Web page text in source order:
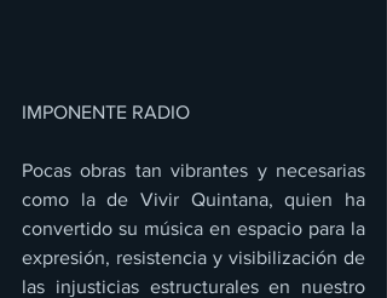
IMPONENTE RADIO
Pocas obras tan vibrantes y necesarias
como la de Vivir Quintana, quien ha
convertido su música en espacio para la
expresión, resistencia y visibilización de
las injusticias estructurales en nuestro